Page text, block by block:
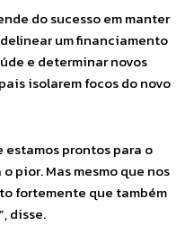
do sucesso em manter
um financiamento
e determinar novos
isolarem focos do novo
estamos prontos para o
pior. Mas mesmo que nos
fortemente que também
disse.